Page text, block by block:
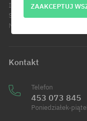
Informujemy, że
Sport Distribution sp. z o.o.
Modlniczce. Dowiedz się
Kontakt
Telefon
453 073 845
Poniedziałek-
ZAAKCEPTUJ